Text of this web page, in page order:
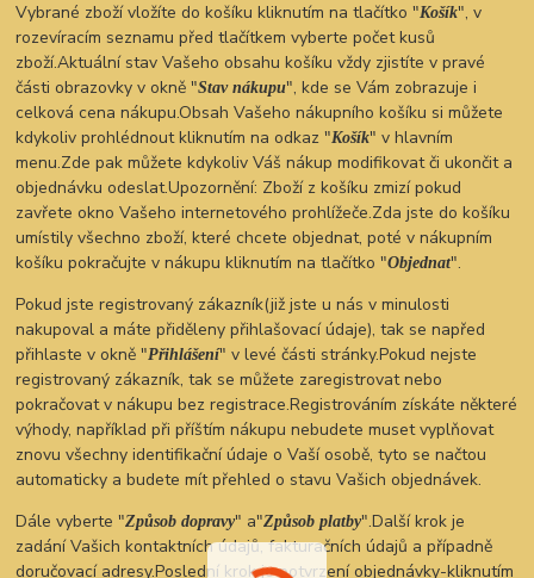
Vybrané zboží vložíte do košíku kliknutím na tlačítko "Košík", v
rozevíracím seznamu před tlačítkem vyberte počet kusů
zboží.Aktuální stav Vašeho obsahu košíku vždy zjistíte v pravé
části obrazovky v okně "Stav nákupu", kde se Vám zobrazuje i
celková cena nákupu.Obsah Vašeho nákupního košíku si můžete
kdykoliv prohlédnout kliknutím na odkaz "Košík" v hlavním
menu.Zde pak můžete kdykoliv Váš nákup modifikovat či ukončit a
objednávku odeslat.Upozornění: Zboží z košíku zmizí pokud
zavřete okno Vašeho internetového prohlížeče.Zda jste do košíku
umístily všechno zboží, které chcete objednat, poté v nákupním
košíku pokračujte v nákupu kliknutím na tlačítko "Objednat".
Pokud jste registrovaný zákazník(již jste u nás v minulosti
nakupoval a máte přiděleny přihlašovací údaje), tak se napřed
přihlaste v okně "Přihlášení" v levé části stránky.Pokud nejste
registrovaný zákazník, tak se můžete zaregistrovat nebo
pokračovat v nákupu bez registrace.Registrováním získáte některé
výhody, například při příštím nákupu nebudete muset vyplňovat
znovu všechny identifikační údaje o Vaší osobě, tyto se načtou
automaticky a budete mít přehled o stavu Vašich objednávek.
Dále vyberte "Způsob dopravy" a"Způsob platby".Další krok je
zadání Vašich kontaktních údajů, fakturačních údajů a případně
doručovací adresy.Poslední krok je potvrzení objednávky-kliknutím